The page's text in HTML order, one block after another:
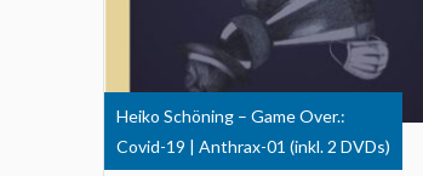
Heiko Schöning – Game Over.:
Covid-19 | Anthrax-01 (inkl. 2 DVDs)